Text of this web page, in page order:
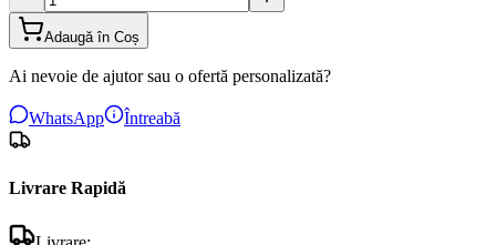
Adaugă în Coș
Ai nevoie de ajutor sau o ofertă personalizată?
WhatsApp Întreabă
Livrare Rapidă